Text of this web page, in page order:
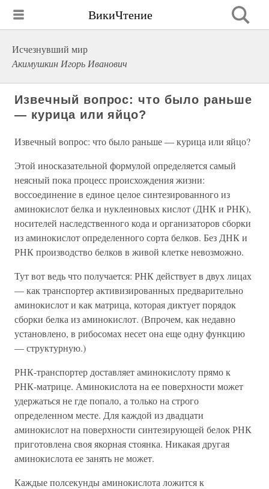
ВикиЧтение
Исчезнувший мир
Акимушкин Игорь Иванович
Извечный вопрос: что было раньше
— курица или яйцо?
Извечный вопрос: что было раньше — курица или яйцо?
Этой иносказательной формулой определяется самый
неясный пока процесс происхождения жизни:
воссоединение в единое целое синтезированного из
аминокислот белка и нуклеиновых кислот (ДНК и РНК),
носителей наследственного кода и организаторов сборки
из аминокислот определенного сорта белков. Без ДНК и
РНК производство белков в живой клетке невозможно.
Тут вот ведь что получается: РНК действует в двух лицах
— как транспортер активизированных предварительно
аминокислот и как матрица, которая диктует порядок
сборки белка из аминокислот. (Впрочем, как недавно
установлено, в рибосомах несет она еще одну функцию
— структурную.)
РНК-транспортер доставляет аминокислоту прямо к
РНК-матрице. Аминокислота на ее поверхности может
удержаться не где попало, а только на строго
определенном месте. Для каждой из двадцати
аминокислот на поверхности синтезирующей белок РНК
приготовлена своя якорная стоянка. Никакая другая
аминокислота ее занять не может.
Каждые полсекунды аминокислота ложится к